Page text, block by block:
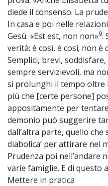
diede il consenso. La
In casa e poi nelle
Gesù: «Est est, non non»9.
verità: è così, è così; non è
Semplici, brevi,
sempre servizievoli, ma
si prolunghi il tempo oltre
più che [certe persone]
appositamente per
demonio può suggerire
dall’altra parte, quello che
diabolica’ per attirare nel
Prudenza poi nell’andare
varie famiglie. E di questo
Mettere in pratica